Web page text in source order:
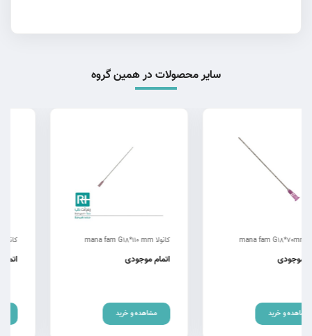
سایر محصولات در همین گروه
کانولا mana fam G18*110 mm کانولا mana fam G21*70mm